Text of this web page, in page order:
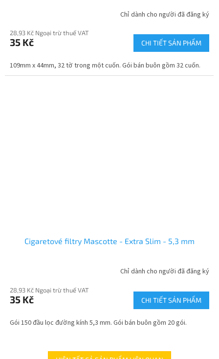
Chỉ dành cho người đã đăng ký
28,93 Kč Ngoại trừ thuế VAT
35 Kč CHI TIẾT SẢN PHẨM
109mm x 44mm, 32 tờ trong một cuốn. Gói bán buôn gồm 32 cuốn.
Cigaretové filtry Mascotte - Extra Slim - 5,3 mm
Chỉ dành cho người đã đăng ký
28,93 Kč Ngoại trừ thuế VAT
35 Kč CHI TIẾT SẢN PHẨM
Gói 150 đầu lọc đường kính 5,3 mm. Gói bán buôn gồm 20 gói.